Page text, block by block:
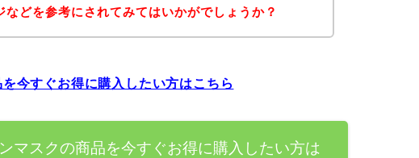
などを参考にされてみてはいかがでしょうか？
今すぐお得に購入したい方はこちら
マスクの商品を今すぐお得に購入したい方は